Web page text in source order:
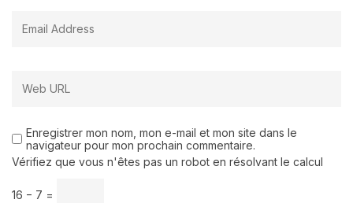
Enregistrer mon nom, mon e-mail et mon site dans le
navigateur pour mon prochain commentaire.
Vérifiez que vous n'êtes pas un robot en résolvant le calcul
16 − 7 =